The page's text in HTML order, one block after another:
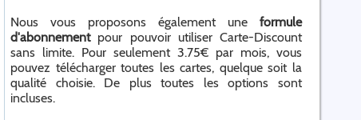
Nous vous proposons également une formule
d'abonnementpour pouvoir utiliser Carte-Discount
sans limite. Pour seulement 3.75€ par mois, vous
pouvez télécharger toutes les cartes, quelque soit la
qualité choisie. De plus toutes les options sont
incluses.